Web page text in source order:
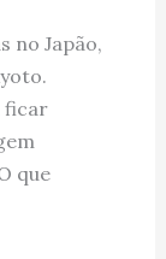
no Japão,
ficar
que